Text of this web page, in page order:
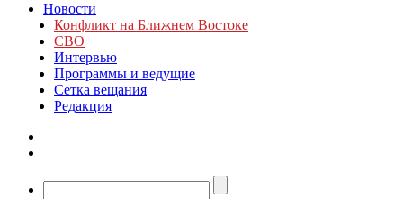
Новости
Конфликт на Ближнем Востоке
СВО
Интервью
Программы и ведущие
Сетка вещания
Редакция